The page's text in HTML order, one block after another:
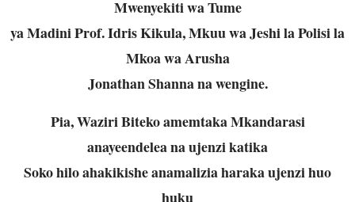
Mwenyekiti wa Tume
ya Madini Prof. Idris Kikula, Mkuu wa Jeshi la Polisi la
Mkoa wa Arusha
Jonathan Shanna na wengine.
Pia, Waziri Biteko amemtaka Mkandarasi
anayeendelea na ujenzi katika
Soko hilo ahakikishe anamalizia haraka ujenzi huo
huku